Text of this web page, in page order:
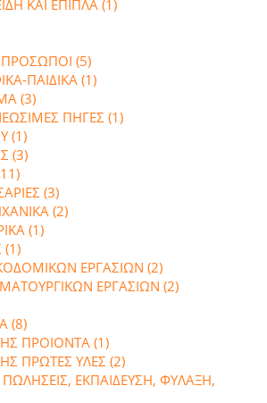
ΚΑΙ ΕΠΙΠΛΑ (1)
(5)
ΠΑΙΔΙΚΑ (1)
(3)
ΠΗΓΕΣ (1)
(1)
(3)
(3)
(2)
(1)
(1)
ΕΡΓΑΣΙΩΝ (2)
ΕΡΓΑΣΙΩΝ (2)
(8)
ΠΡΟΙΟΝΤΑ (1)
ΠΡΩΤΕΣ ΥΛΕΣ (2)
ΠΩΛΗΣΕΙΣ, ΕΚΠΑΙΔΕΥΣΗ, ΦΥΛΑΞΗ,